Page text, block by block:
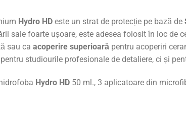
Hydro HD este un strat de protecție pe bază de
sale foarte ușoare, este adesea folosit în loc de
sau ca acoperire superioară pentru acoperiri
studiourile profesionale de detaliere, ci și
Hydro HD 50 ml., 3 aplicatoare din